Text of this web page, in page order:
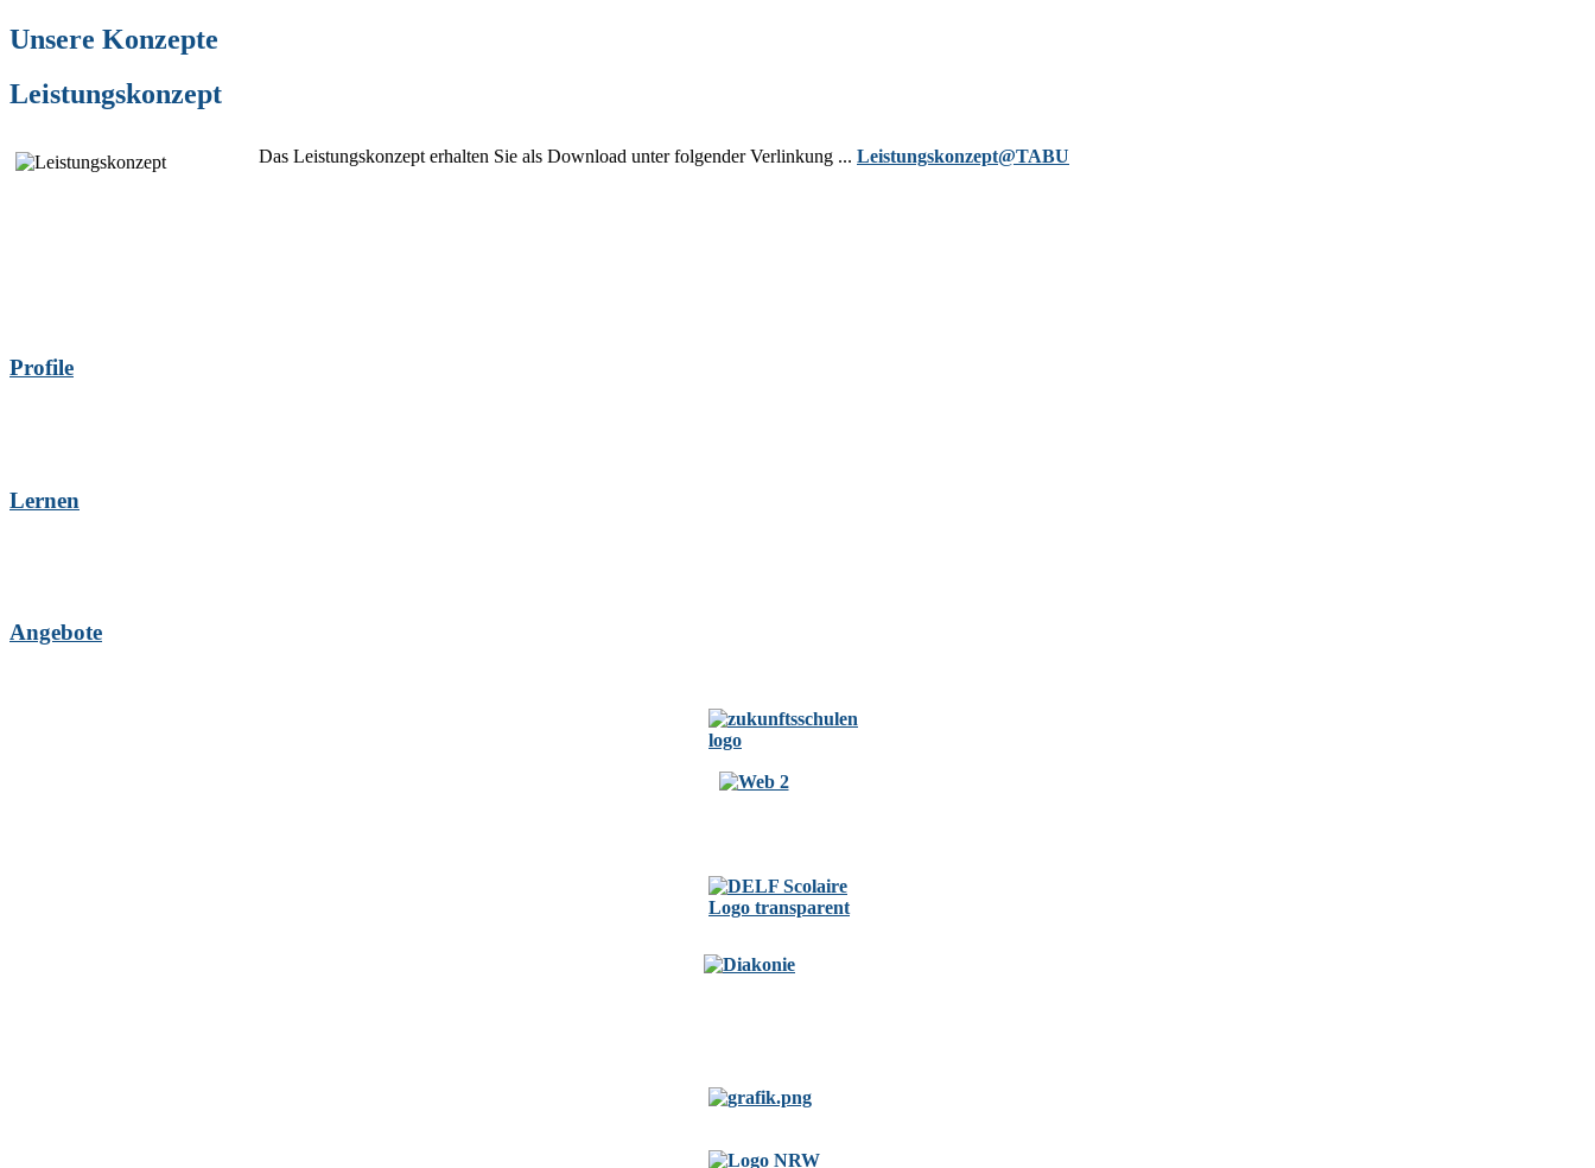
Unsere Konzepte
Leistungskonzept
Das Leistungskonzept erhalten Sie als Download unter folgender Verlinkung ... Leistungskonzept@TABU
Profile
Lernen
Angebote